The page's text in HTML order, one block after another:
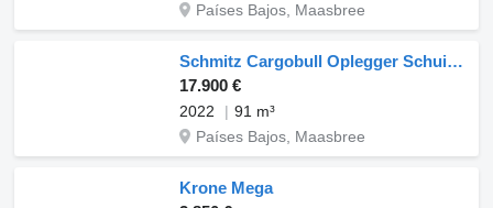
Países Bajos, Maasbree
Schmitz Cargobull Oplegger Schuifzeil Standard
17.900 €
2022
91 m³
Países Bajos, Maasbree
Krone Mega